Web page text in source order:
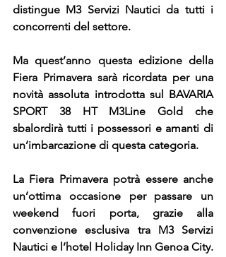
distingue M3 Servizi Nautici da tutti i
concorrenti del settore.
Ma quest’anno questa edizione della
Fiera Primavera sarà ricordata per una
novità assoluta introdotta sul BAVARIA
SPORT 38 HT M3Line Gold che
sbalordirà tutti i possessori e amanti di
un’imbarcazione di questa categoria.
La Fiera Primavera potrà essere anche
un’ottima occasione per passare un
weekend fuori porta, grazie alla
convenzione esclusiva tra M3 Servizi
Nautici e l’hotel Holiday Inn Genoa City.